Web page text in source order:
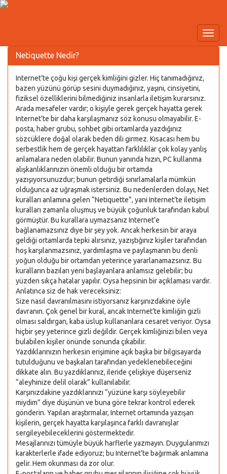
Netiquette Nedir?
Internet’te çoğu kişi gerçek kimliğini gizler. Hiç tanımadığınız,
bazen yüzünü görüp sesini duymadığınız, yaşını, cinsiyetini,
fiziksel özelliklerini bilmediğiniz insanlarla iletişim kurarsınız.
Arada mesafeler vardır; o kişiyle gerek gerçek hayatta gerek
Internet’te bir daha karşılaşmanız söz konusu olmayabilir. E-
posta, haber grubu, sohbet gibi ortamlarda yazdığınız
sözcüklere doğal olarak beden dili girmez. Kısacası hem bu
serbestlik hem de gerçek hayattan farklılıklar çok kolay yanlış
anlamalara neden olabilir. Bunun yanında hızın, PC kullanma
alışkanlıklarınızın önemli olduğu bir ortamda
yazışıyorsunuzdur; bunun getirdiği sınırlamalarla mümkün
olduğunca az uğraşmak istersiniz. Bu nedenlerden dolayı, Net
kuralları anlamına gelen “Netiquette”, yani Internet’te iletişim
kuralları zamanla oluşmuş ve büyük çoğunluk tarafından kabul
görmüştür. Bu kurallara uymazsanız Internet’e
bağlanamazsınız diye bir şey yok. Ancak herkesin bir araya
geldiği ortamlarda tepki alırsınız, yazıştığınız kişiler tarafından
hoş karşılanmazsınız, yardımlaşma ve paylaşmanın bu denli
yoğun olduğu bir ortamdan yeterince yararlanamazsınız. Bu
kuralların bazıları yeni başlayanlara anlamsız gelebilir; bu
yüzden sıkça hatalar yapılır. Oysa hepsinin bir açıklaması vardır.
Anlatınca siz de hak vereceksiniz:
Size nasıl davranılmasını istiyorsanız karşınızdakine öyle
davranın. Çok genel bir kural, ancak Internet’te kimliğin gizli
olması saldırgan, kaba üslup kullananlara cesaret veriyor. Oysa
hiçbir şey yeterince gizli değildir. Gerçek kimliğinizi bilen veya
bulabilen kişiler önünde sonunda çıkabilir.
Yazdıklarınızın herkesin erişimine açık başka bir bilgisayarda
tutulduğunu ve başkaları tarafından yedeklenebileceğini
dikkate alın. Bu yazdıklarınız, ileride çelişkiye düşerseniz
“aleyhinize delil olarak” kullanılabilir.
Karşınızdakine yazdıklarınızı “yüzüne karşı söyleyebilir
miydim” diye düşünün ve buna göre tekrar kontrol ederek
gönderin. Yapılan araştırmalar, Internet ortamında yazışan
kişilerin, gerçek hayatta karşılaşınca farklı davranışlar
sergileyebileceklerini göstermektedir.
Mesajlarınızı tümüyle büyük harflerle yazmayın. Duygularımızı
karakterlerle ifade ediyoruz; bu Internet’te bağırmak anlamına
gelir. Hem okunması da zor olur.